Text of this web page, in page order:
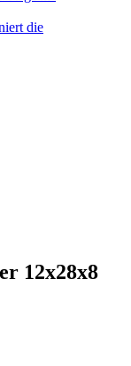
die
12x28x8